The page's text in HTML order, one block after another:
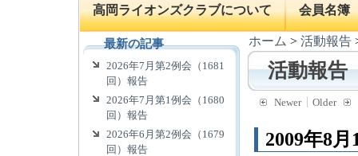
高岡ライオンズクラブについて 会員名簿
ホーム >活動報告
活動報告
Newer Older
2009年8
最新の記事
2026年7月第2例会（1681
回）報告
2026年7月第1例会（1680
回）報告
2026年6月第2例会（1679
回）報告